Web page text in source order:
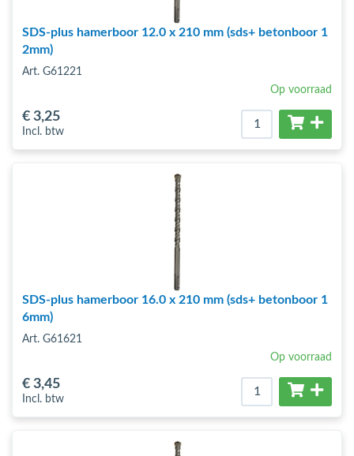
SDS-plus hamerboor 12.0 x 210 mm (sds+ betonboor 1
2mm)
Art. G61221
Op voorraad
€ 3,25
Incl. btw
SDS-plus hamerboor 16.0 x 210 mm (sds+ betonboor 1
6mm)
Art. G61621
Op voorraad
€ 3,45
Incl. btw